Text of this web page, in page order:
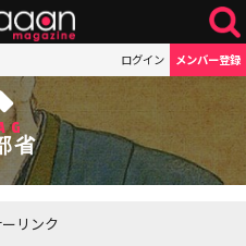
ログイン メンバー登録
省
リンク